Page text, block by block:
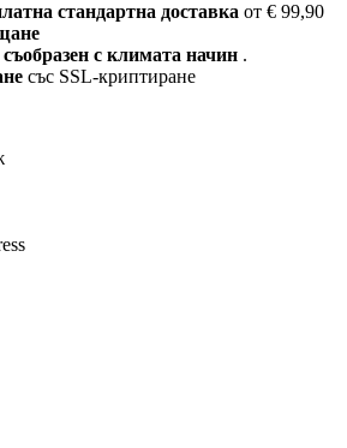
стандартна доставка от € 99,90
с климата начин .
със SSL-криптиране